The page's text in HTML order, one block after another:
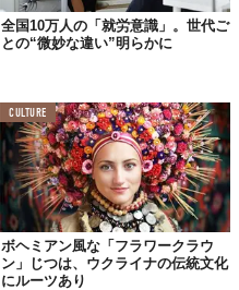
全国10万人の「就労意識」。世代ご
との“微妙な違い”明らかに
CULTURE
ボヘミアン風な「フラワークラウ
ン」じつは、ウクライナの伝統文化
にルーツあり